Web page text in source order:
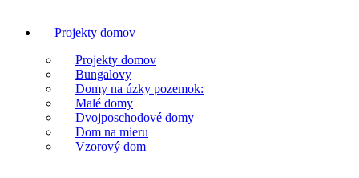
Projekty domov
Projekty domov
Bungalovy
Domy na úzky pozemok:
Malé domy
Dvojposchodové domy
Dom na mieru
Vzorový dom